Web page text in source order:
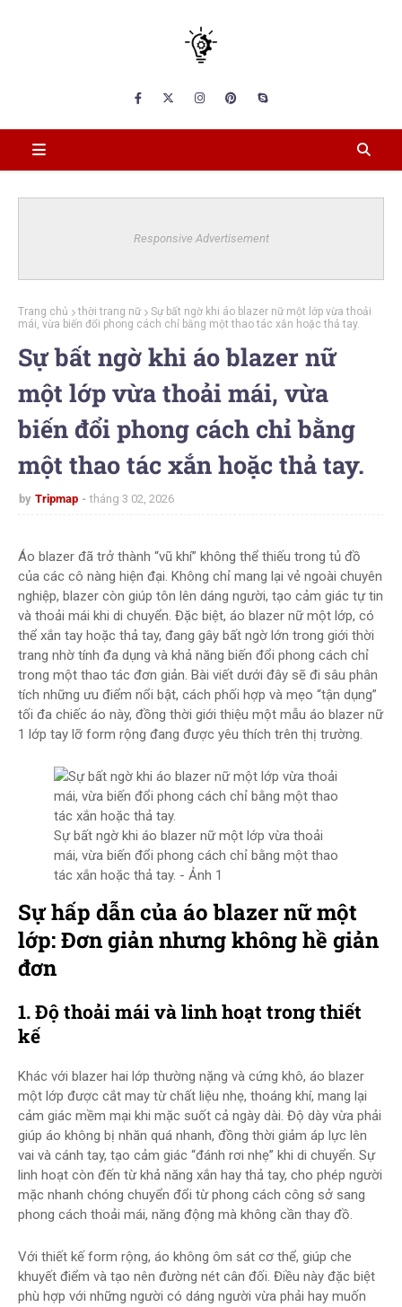
Responsive Advertisement
Trang chủ thời trang nữ
Sự bất ngờ khi áo blazer nữ một lớp vừa thoải
mái, vừa biến đổi phong cách chỉ bằng một thao tác xắn hoặc thả tay.
Sự bất ngờ khi áo blazer nữ
một lớp vừa thoải mái, vừa
biến đổi phong cách chỉ bằng
một thao tác xắn hoặc thả tay.
by Tripmap tháng 3 02, 2026
Áo blazer đã trở thành “vũ khí” không thể thiếu trong tủ đồ
của các cô nàng hiện đại. Không chỉ mang lại vẻ ngoài chuyên
nghiệp, blazer còn giúp tôn lên dáng người, tạo cảm giác tự tin
và thoải mái khi di chuyển. Đặc biệt, áo blazer nữ một lớp, có
thể xắn tay hoặc thả tay, đang gây bất ngờ lớn trong giới thời
trang nhờ tính đa dụng và khả năng biến đổi phong cách chỉ
trong một thao tác đơn giản. Bài viết dưới đây sẽ đi sâu phân
tích những ưu điểm nổi bật, cách phối hợp và mẹo “tận dụng”
tối đa chiếc áo này, đồng thời giới thiệu một mẫu áo blazer nữ
1 lớp tay lỡ form rộng đang được yêu thích trên thị trường.
Sự bất ngờ khi áo blazer nữ một lớp vừa thoải
mái, vừa biến đổi phong cách chỉ bằng một thao
tác xắn hoặc thả tay. - Ảnh 1
Sự hấp dẫn của áo blazer nữ một
lớp: Đơn giản nhưng không hề giản
đơn
1. Độ thoải mái và linh hoạt trong thiết
kế
Khác với blazer hai lớp thường nặng và cứng khô, áo blazer
một lớp được cắt may từ chất liệu nhẹ, thoáng khí, mang lại
cảm giác mềm mại khi mặc suốt cả ngày dài. Độ dày vừa phải
giúp áo không bị nhăn quá nhanh, đồng thời giảm áp lực lên
vai và cánh tay, tạo cảm giác “đánh rơi nhẹ” khi di chuyển. Sự
linh hoạt còn đến từ khả năng xắn hay thả tay, cho phép người
mặc nhanh chóng chuyển đổi từ phong cách công sở sang
phong cách thoải mái, năng động mà không cần thay đồ.
Với thiết kế form rộng, áo không ôm sát cơ thể, giúp che
khuyết điểm và tạo nên đường nét cân đối. Điều này đặc biệt
phù hợp với những người có dáng người vừa phải hay muốn